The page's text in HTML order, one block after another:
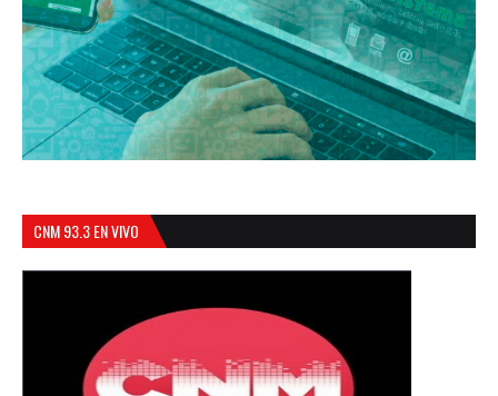
CNM 93.3 EN VIVO